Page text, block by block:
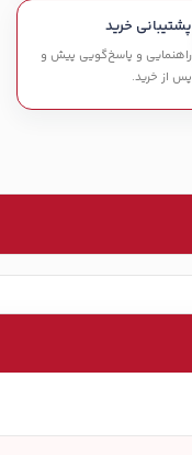
پشتیبانی خرید
راهنمایی و پاسخ‌گویی پیش و
پس از خرید.